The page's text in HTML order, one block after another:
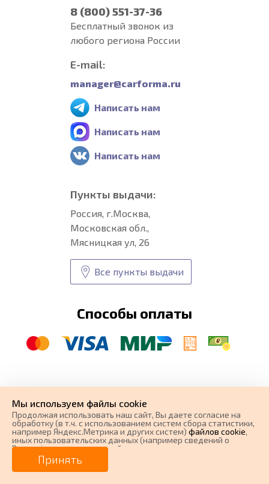
0 ₽
от0₽/мес. Плати частями
8 (800) 551-37-36
Бесплатный звонок из
любого региона России
E-mail:
manager@carforma.ru
Написать нам
Написать нам
Написать нам
Пункты выдачи:
Россия, г.Москва,
Московская обл.,
Мясницкая ул, 26
Все пункты выдачи
Способы оплаты
автоковрики
разработка и
поисковое продвижение сайта
Мы используем файлы cookie
Продолжая использовать наш cайт, Вы даете согласие на
обработку (в т.ч. с использованием систем сбора статистики,
например Яндекс.Метрика и других систем) файлов cookie,
иных пользовательских данных (например сведений о
Вашем ip-адресе, сведений о местоположении, типе
устройства, времени посещения страницы, сведений о
ресурсах сети Интернет, с которых были совершены
переходы на наш сайт, сведения о Ваших действиях на сайте
Принять